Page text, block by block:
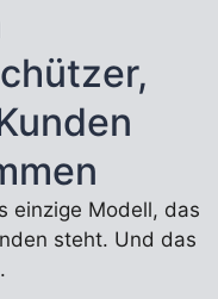
einzige Modell, das
steht. Und das